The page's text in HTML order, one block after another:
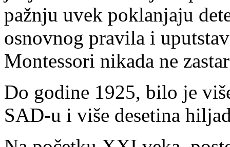
pažnju uvek poklanjaju
osnovnog pravila i
Montessori nikada ne
Do godine 1925, bilo je
SAD-u i više desetina